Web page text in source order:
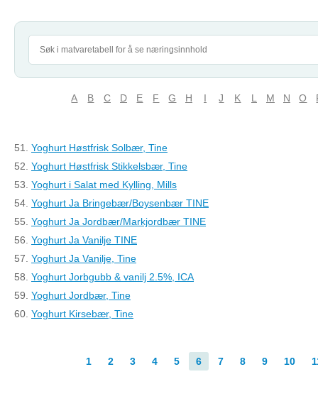
A B C D E F G H I J K L M N O
51. Yoghurt Høstfrisk Solbær, Tine
52. Yoghurt Høstfrisk Stikkelsbær, Tine
53. Yoghurt i Salat med Kylling, Mills
54. Yoghurt Ja Bringebær/Boysenbær TINE
55. Yoghurt Ja Jordbær/Markjordbær TINE
56. Yoghurt Ja Vanilje TINE
57. Yoghurt Ja Vanilje, Tine
58. Yoghurt Jorbgubb & vanilj 2.5%, ICA
59. Yoghurt Jordbær, Tine
60. Yoghurt Kirsebær, Tine
1 2 3 4 5 6 7 8 9 10